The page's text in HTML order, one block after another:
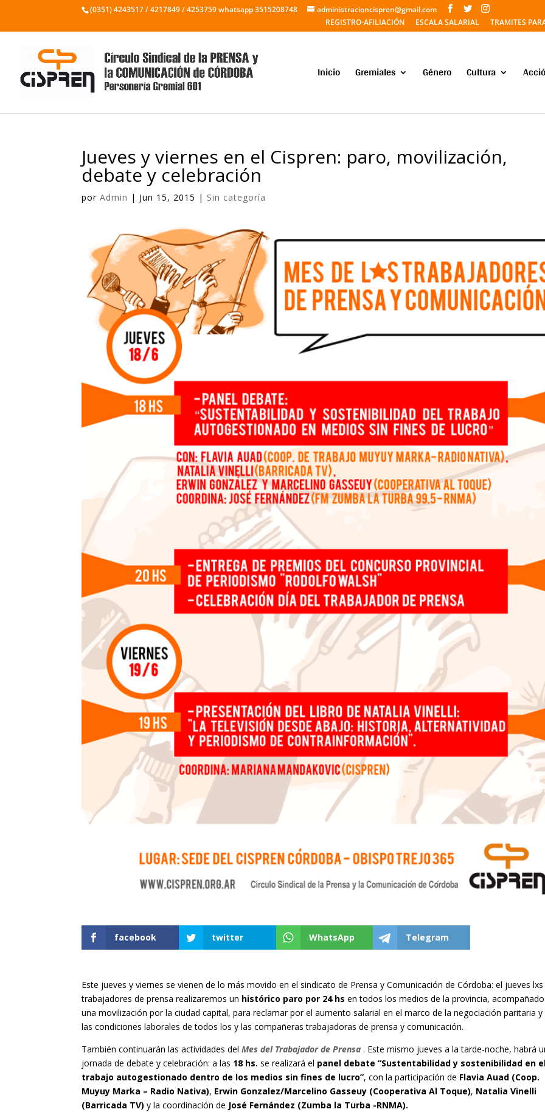
(0351) 4243517 / 4217849 / 4253759 whatsapp 3515208748
administracioncispren@gmail.com
REGISTRO-AFILIACIÓN
ESCALA SALARIAL TRAMITES
Inicio Gremiales Género Cultura
Jueves y viernes en el Cispren: paro, movilización,
debate y celebración
porAdmin | Jun 15, 2015 | Sin categoría
facebook twitter WhatsApp Telegram
Este jueves y viernes se vienen de lo más movido en el sindicato de Prensa y Comunicación de Córdoba: el jueves lxs
trabajadores de prensa realizaremos un histórico paro por 24 hs en todos los medios de la provincia,
una movilización por la ciudad capital, para reclamar por el aumento salarial en el marco de la negociación paritaria
las condiciones laborales de todos los y las compañeras trabajadoras de prensa y comunicación.
También continuarán las actividades delMes del Trabajador de Prensa . Este mismo jueves a la tarde-noche, habrá
jornada de debate y celebración: a las 18 hs. se realizará el panel debate “Sustentabilidad y sostenibilidad en
trabajo autogestionado dentro de los medios sin fines de lucro”, con la participación de Flavia Auad (Coop.
Muyuy Marka – Radio Nativa), Erwin Gonzalez/Marcelino Gasseuy (Cooperativa Al Toque), Natalia Vinelli
(Barricada TV) y la coordinación de José Fernández (Zumba la Turba -RNMA).